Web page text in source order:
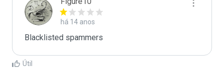
há 14 anos
Blacklisted spammers
Útil